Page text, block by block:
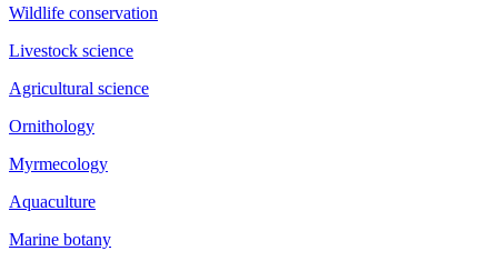
Wildlife conservation
Livestock science
Agricultural science
Ornithology
Myrmecology
Aquaculture
Marine botany